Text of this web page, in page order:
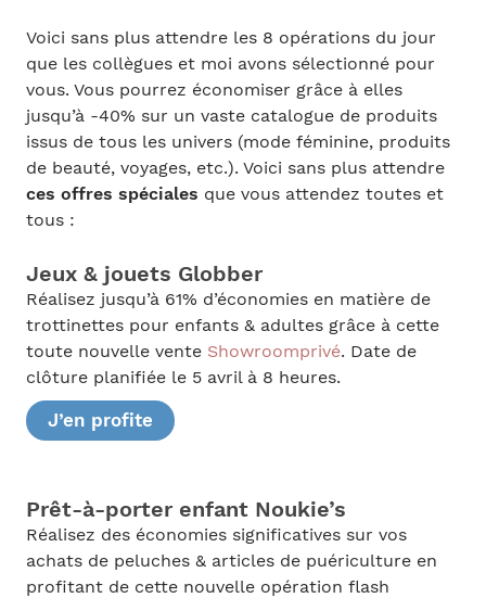
Voici sans plus attendre les 8 opérations du jour
que les collègues et moi avons sélectionné pour
vous. Vous pourrez économiser grâce à elles
jusqu’à -40% sur un vaste catalogue de produits
issus de tous les univers (mode féminine, produits
de beauté, voyages, etc.). Voici sans plus attendre
ces offres spéciales que vous attendez toutes et
tous :
Jeux & jouets Globber
Réalisez jusqu’à 61% d’économies en matière de
trottinettes pour enfants & adultes grâce à cette
toute nouvelle vente Showroomprivé. Date de
clôture planifiée le 5 avril à 8 heures.
J’en profite
Prêt-à-porter enfant Noukie’s
Réalisez des économies significatives sur vos
achats de peluches & articles de puériculture en
profitant de cette nouvelle opération flash